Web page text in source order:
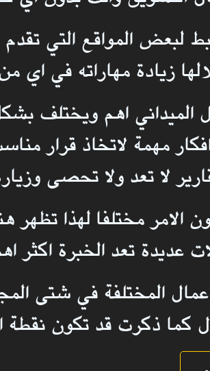
لبعض المواقع التي
مهاراته في اي من
اهم ويختلف
مهمة لاتخاذ قرار
لا تعد ولا تحصى
الامر مختلفا لهذا
عديدة تعد الخبرة اكثر
المختلفة في شتى
كما ذكرت قد تكون نقطة